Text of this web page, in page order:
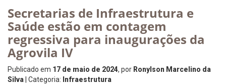
Secretarias de Infraestrutura e
Saúde estão em contagem
regressiva para inaugurações da
Agrovila IV
Publicado em 17 de maio de 2024, por Ronylson Marcelino da
Silva | Categoria: Infraestrutura